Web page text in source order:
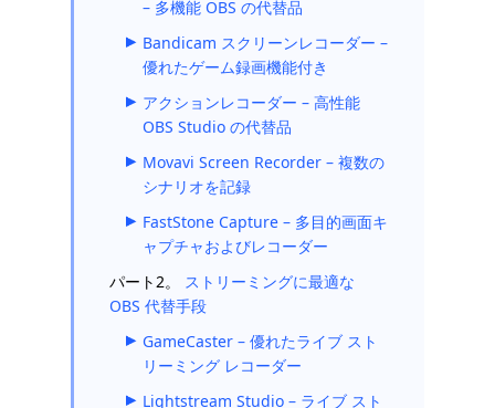
– 多機能 OBS の代替品
Bandicam スクリーンレコーダー –
優れたゲーム録画機能付き
アクションレコーダー – 高性能
OBS Studio の代替品
Movavi Screen Recorder – 複数の
シナリオを記録
FastStone Capture – 多目的画面キ
ャプチャおよびレコーダー
パート2。 ストリーミングに最適な
OBS 代替手段
GameCaster – 優れたライブ スト
リーミング レコーダー
Lightstream Studio – ライブ スト